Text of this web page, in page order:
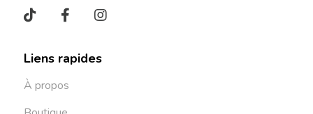
Liens rapides
À propos